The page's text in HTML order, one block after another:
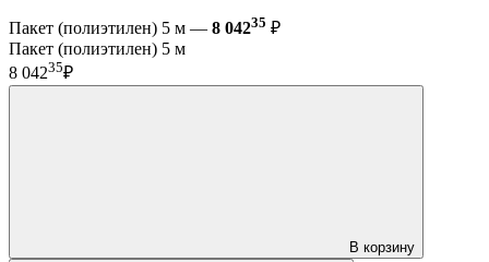
Пакет (полиэтилен) 5 м — 8 04235 ₽
Пакет (полиэтилен) 5 м
8 04235₽
В корзину